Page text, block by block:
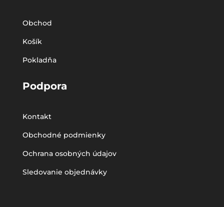
Obchod
Košík
Pokladňa
Podpora
Kontakt
Obchodné podmienky
Ochrana osobných údajov
Sledovanie objednávky